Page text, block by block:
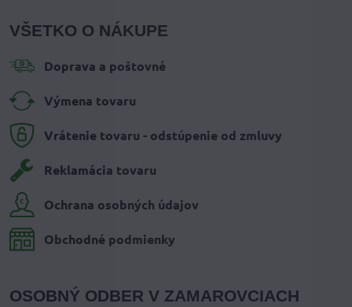
VŠETKO O NÁKUPE
Doprava a poštovné
Výmena tovaru
Vrátenie tovaru - odstúpenie od zmluvy
Reklamácia tovaru
Ochrana osobných údajov
Obchodné podmienky
OSOBNÝ ODBER V ZAMAROVCIACH